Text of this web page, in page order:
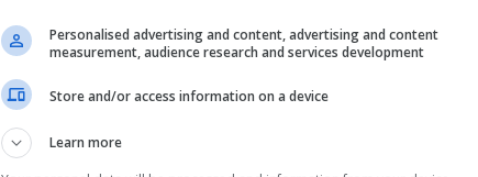
DILLER
Personalised advertising and content, advertising and content
measurement, audience research and services development
Store and/or access information on a device
Learn more